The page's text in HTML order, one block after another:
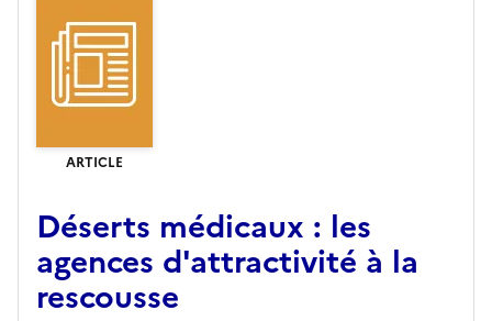
ARTICLE
Déserts médicaux : les
agences d'attractivité à la
rescousse